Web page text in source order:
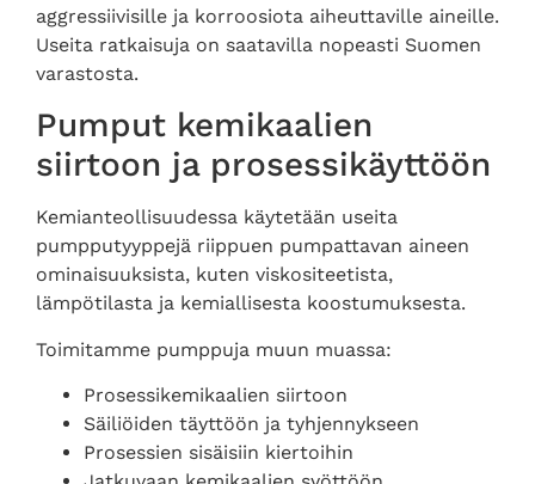
aggressiivisille ja korroosiota aiheuttaville aineille.
Useita ratkaisuja on saatavilla nopeasti Suomen
varastosta.
Pumput kemikaalien
siirtoon ja prosessikäyttöön
Kemianteollisuudessa käytetään useita
pumpputyyppejä riippuen pumpattavan aineen
ominaisuuksista, kuten viskositeetista,
lämpötilasta ja kemiallisesta koostumuksesta.
Toimitamme pumppuja muun muassa:
Prosessikemikaalien siirtoon
Säiliöiden täyttöön ja tyhjennykseen
Prosessien sisäisiin kiertoihin